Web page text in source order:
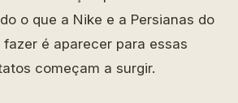
o que a Nike e a Persianas do
é aparecer para essas
começam a surgir.